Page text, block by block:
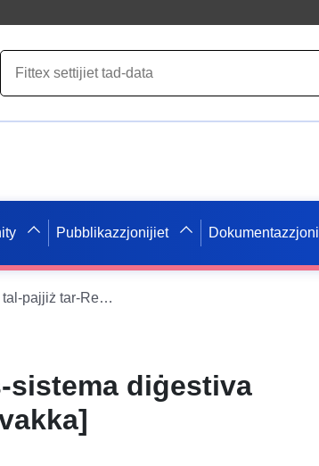
Pubblikazzjonijiet Dokumentazzjoni
Il-mortalità tan-nisa minn mard tas-sistema diġestiva [Atlas tal-pajjiż tar-Repubblika Slovakka]
sistema diġestiva